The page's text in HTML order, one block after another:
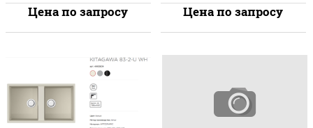
Цена по запросу Цена по запросу